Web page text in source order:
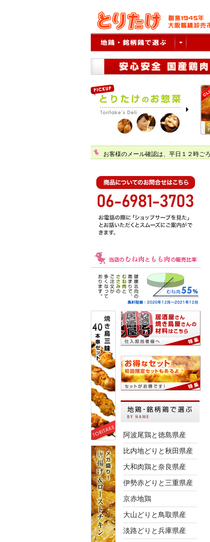
阿波尾鶏と徳島県産
比内地どりと秋田県産
大和肉鶏と奈良県産
伊勢赤どりと三重県産
京赤地鶏
大山どりと鳥取県産
淡路どりと兵庫県産